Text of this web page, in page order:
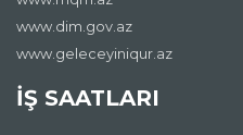
www.dim.gov.az
www.geleceyiniqur.az
İŞ SAATLARI